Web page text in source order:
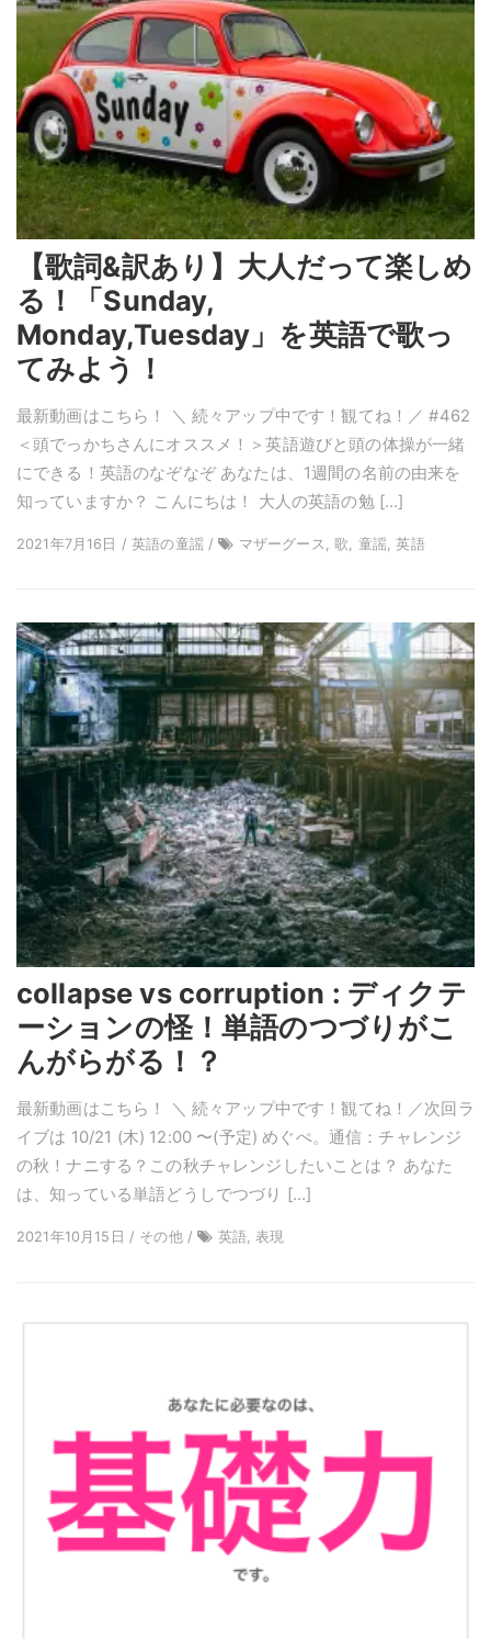
【歌詞&訳あり】大人だって楽しめ
る！「Sunday,
Monday,Tuesday」を英語で歌っ
てみよう！
最新動画はこちら！ ＼ 続々アップ中です！観てね！／ #462
＜頭でっかちさんにオススメ！＞英語遊びと頭の体操が一緒
にできる！英語のなぞなぞ あなたは、1週間の名前の由来を
知っていますか？ こんにちは！ 大人の英語の勉 […]
2021年7月16日 / 英語の童謡 / マザーグース, 歌, 童謡, 英語
collapse vs corruption : ディクテ
ーションの怪！単語のつづりがこ
んがらがる！？
最新動画はこちら！ ＼ 続々アップ中です！観てね！／次回ラ
イブは 10/21 (木) 12:00 〜(予定) めぐぺ。通信：チャレンジ
の秋！ナニする？この秋チャレンジしたいことは？ あなた
は、知っている単語どうしでつづり […]
2021年10月15日 / その他 / 英語, 表現